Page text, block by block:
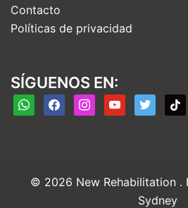
Contacto
Políticas de privacidad
SÍGUENOS EN:
whatsappfacebookinstagramyoutubetwitter tiktok
© 2026 New Rehabilitation .
Sydney